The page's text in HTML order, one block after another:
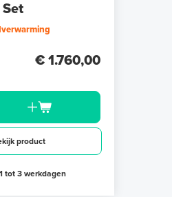
€ 1.760,00
product
1 tot 3 werkdagen